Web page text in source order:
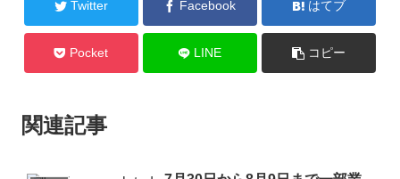
Twitter Facebook はてブ
Pocket LINE コピー
関連記事